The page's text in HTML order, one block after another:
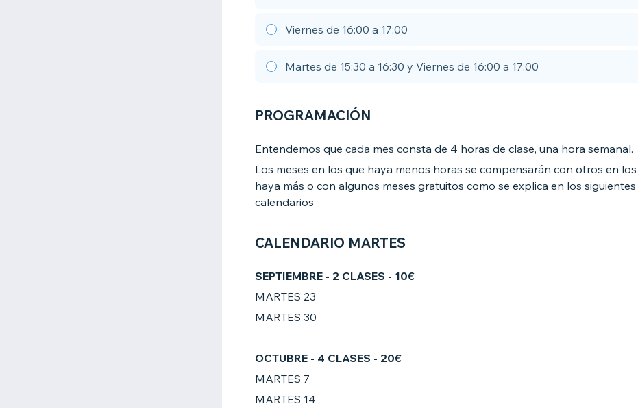
Viernes de 16:00 a 17:00
Martes de 15:30 a 16:30 y Viernes de 16:00 a 17:00
PROGRAMACIÓN
Entendemos que cada mes consta de 4 horas de clase, una hora semanal.
Los meses en los que haya menos horas se compensarán con otros en
haya más o con algunos meses gratuitos como se explica en los siguientes
calendarios
CALENDARIO MARTES
SEPTIEMBRE - 2 CLASES - 10€
MARTES 23
MARTES 30
OCTUBRE - 4 CLASES - 20€
MARTES 7
MARTES 14